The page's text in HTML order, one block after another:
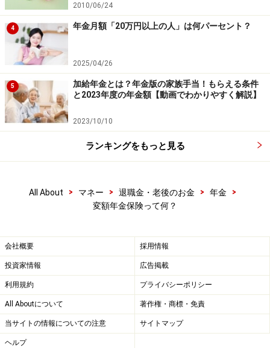
2010/06/24
4 年金月額「20万円以上の人」は何パーセント？
2025/04/26
5
加給年金とは？年金版の家族手当！もらえる条件
と2023年度の年金額【動画でわかりやすく解説】
2023/10/10
ランキングをもっと見る
All About > マネー > 退職金・老後のお金 > 年金
>
変額年金保険って何？
会社概要 採用情報
投資家情報 広告掲載
利用規約 プライバシーポリシー
All Aboutについて 著作権・商標・免責
当サイトの情報についての注意 サイトマップ
ヘルプ